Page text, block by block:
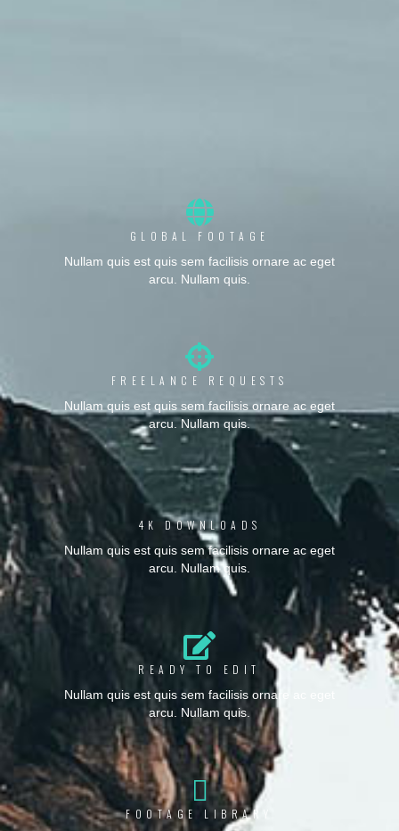
GLOBAL FOOTAGE
Nullam quis est quis sem facilisis ornare ac eget
arcu. Nullam quis.
FREELANCE REQUESTS
Nullam quis est quis sem facilisis ornare ac eget
arcu. Nullam quis.
4K DOWNLOADS
Nullam quis est quis sem facilisis ornare ac eget
arcu. Nullam quis.
READY TO EDIT
Nullam quis est quis sem facilisis ornare ac eget
arcu. Nullam quis.
FOOTAGE LIBRARY